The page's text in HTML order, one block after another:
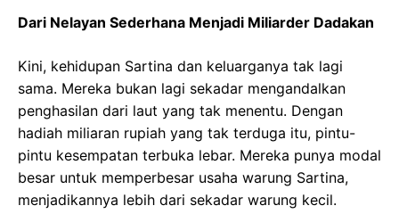
Dari Nelayan Sederhana Menjadi Miliarder Dadakan
Kini, kehidupan Sartina dan keluarganya tak lagi
sama. Mereka bukan lagi sekadar mengandalkan
penghasilan dari laut yang tak menentu. Dengan
hadiah miliaran rupiah yang tak terduga itu, pintu-
pintu kesempatan terbuka lebar. Mereka punya modal
besar untuk memperbesar usaha warung Sartina,
menjadikannya lebih dari sekadar warung kecil.